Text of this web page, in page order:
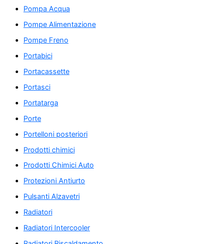
Pompa Acqua
Pompe Alimentazione
Pompe Freno
Portabici
Portacassette
Portasci
Portatarga
Porte
Portelloni posteriori
Prodotti chimici
Prodotti Chimici Auto
Protezioni Antiurto
Pulsanti Alzavetri
Radiatori
Radiatori Intercooler